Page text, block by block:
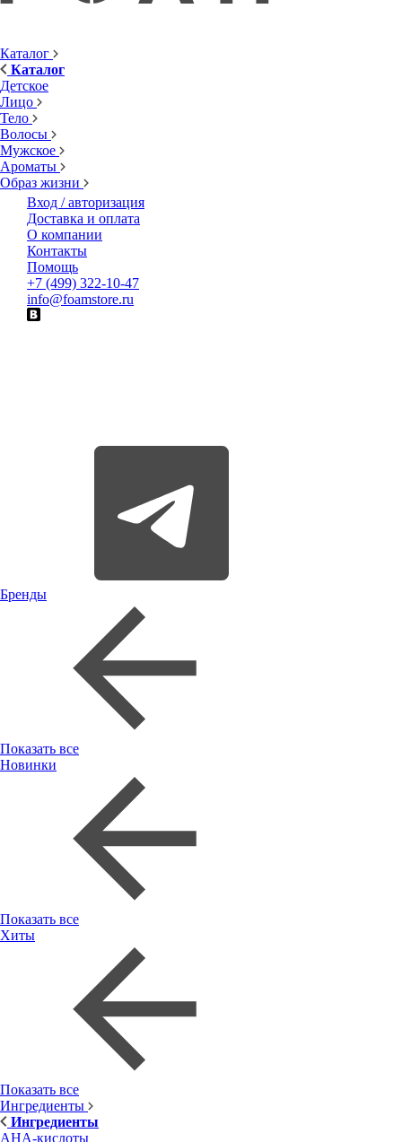
Каталог
Каталог
Детское
Лицо
Тело
Волосы
Мужское
Ароматы
Образ жизни
Вход / авторизация
Доставка и оплата
О компании
Контакты
Помощь
+7 (499) 322-10-47
info@foamstore.ru
Бренды
Показать все
Новинки
Показать все
Хиты
Показать все
Ингредиенты
Ингредиенты
AHA-кислоты